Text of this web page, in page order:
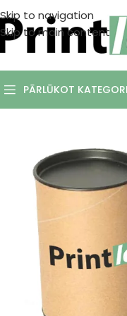
Skip to navigation
Skip to main content
PĀRLŪKOT